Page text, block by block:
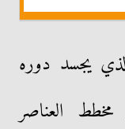
يجسد دوره
العناصر